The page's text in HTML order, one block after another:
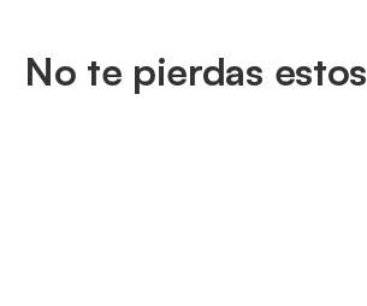
No te pierdas estos